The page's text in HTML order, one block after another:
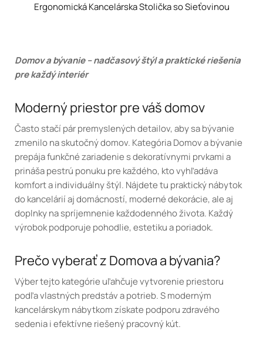
Ergonomická Kancelárska Stolička so Sieťovinou
Domov a bývanie – nadčasový štýl a praktické riešenia
pre každý interiér
Moderný priestor pre váš domov
Často stačí pár premyslených detailov, aby sa bývanie
zmenilo na skutočný domov. Kategória Domov a bývanie
prepája funkčné zariadenie s dekoratívnymi prvkami a
prináša pestrú ponuku pre každého, kto vyhľadáva
komfort a individuálny štýl. Nájdete tu praktický nábytok
do kancelárií aj domácností, moderné dekorácie, ale aj
doplnky na spríjemnenie každodenného života. Každý
výrobok podporuje pohodlie, estetiku a poriadok.
Prečo vyberať z Domova a bývania?
Výber tejto kategórie uľahčuje vytvorenie priestoru
podľa vlastných predstáv a potrieb. S moderným
kancelárskym nábytkom získate podporu zdravého
sedenia i efektívne riešený pracovný kút.